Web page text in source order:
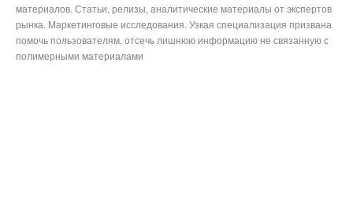
материалов. Статьи, релизы, аналитические материалы от экспертов
рынка. Маркетинговые исследования. Узкая специализация призвана
помочь пользователям, отсечь лишнюю информацию не связанную с
полимерными материалами